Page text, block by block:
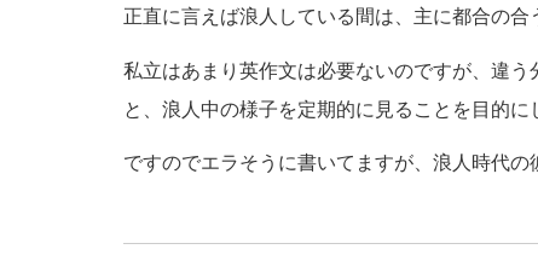
正直に言えば浪人している間は、主に都合の
私立はあまり英作文は必要ないのですが、違
と、浪人中の様子を定期的に見ることを目的に
ですのでエラそうに書いてますが、浪人時代